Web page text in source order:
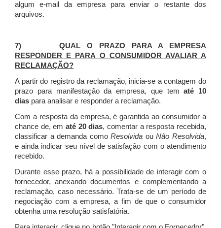
algum e-mail da empresa para enviar o restante dos
arquivos.
7)QUAL O PRAZO PARA A EMPRESA
RESPONDER E PARA O CONSUMIDOR AVALIAR A
RECLAMAÇÃO?
A partir do registro da reclamação, inicia-se a contagem do
prazo para manifestação da empresa, que tematé 10
dias para analisar e responder a reclamação.
Com a resposta da empresa, é garantida ao consumidor a
chance de, em até 20 dias, comentar a resposta recebida,
classificar a demanda comoResolvida ouNão Resolvida,
e ainda indicar seu nível de satisfação com o atendimento
recebido.
Durante esse prazo, há a possibilidade de interagir com o
fornecedor, anexando documentos e complementando a
reclamação, caso necessário.Trata-se de um período de
negociação com a empresa, a fim de que o consumidor
obtenha uma resolução satisfatória.